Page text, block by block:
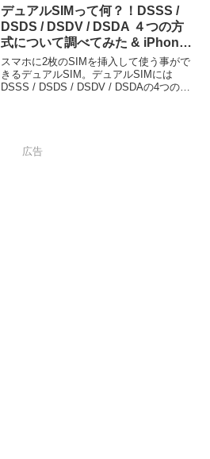
間のメーカー保証がありApple Care+ に
加入することもできるのが Apple認定整
備済製品の特徴です。格安SIM の事業者
で販売されるのは珍しいので今後の商品
ラインアップも注目したいところ。
デュアルSIMって何？！DSSS /
DSDS / DSDV / DSDA ４つの方
式について調べてみた & iPhone
Android で設定してみた
スマホに2枚のSIMを挿入して使う事がで
きるデュアルSIM。デュアルSIMには
DSSS / DSDS / DSDV / DSDAの4つの方
広告